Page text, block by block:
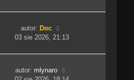
autor: Doc
03 sie 2026, 21:13
autor: mlynaro